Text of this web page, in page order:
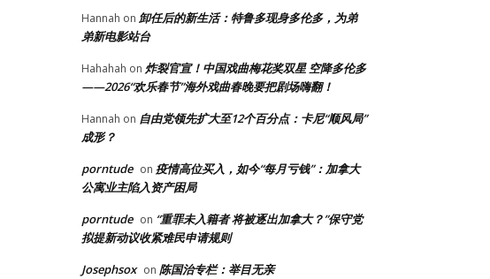
Hannah on 卸任后的新生活：特鲁多现身多伦多，为弟
弟新电影站台
Hahahah on 炸裂官宣！中国戏曲梅花奖双星 空降多伦多
——2026“欢乐春节”海外戏曲春晚要把剧场嗨翻！
Hannah on 自由党领先扩大至12个百分点：卡尼“顺风局”
成形？
porntude on 疫情高位买入，如今“每月亏钱”：加拿大
公寓业主陷入资产困局
porntude on “重罪未入籍者 将被逐出加拿大？”保守党
拟提新动议收紧难民申请规则
Josephsox on 陈国治专栏：举目无亲